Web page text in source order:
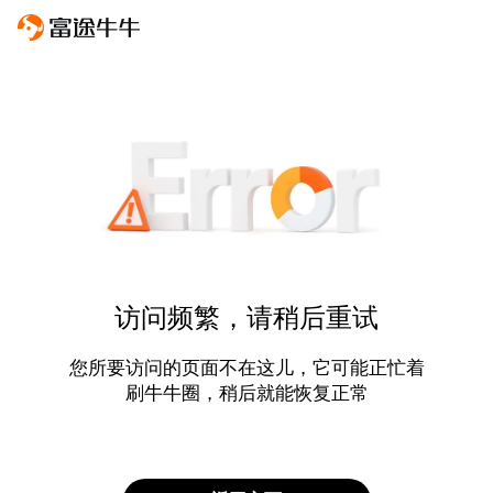
访问频繁，请稍后重试
您所要访问的页面不在这儿，它可能正忙着
刷牛牛圈，稍后就能恢复正常